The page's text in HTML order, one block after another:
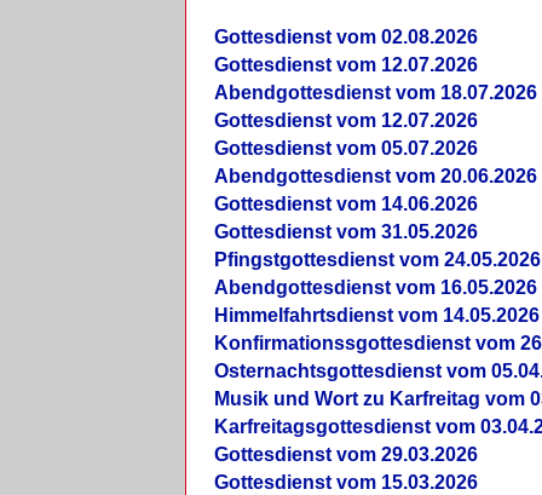
Gottesdienst vom 02.08.2026
Gottesdienst vom 12.07.2026
Abendgottesdienst vom 18.07.2026
Gottesdienst vom 12.07.2026
Gottesdienst vom 05.07.2026
Abendgottesdienst vom 20.06.2026
Gottesdienst vom 14.06.2026
Gottesdienst vom 31.05.2026
Pfingstgottesdienst vom 24.05.2026
Abendgottesdienst vom 16.05.2026
Himmelfahrtsdienst vom 14.05.2026
Konfirmationssgottesdienst vom
Osternachtsgottesdienst vom
Musik und Wort zu Karfreitag vom
Karfreitagsgottesdienst vom
Gottesdienst vom 29.03.2026
Gottesdienst vom 15.03.2026